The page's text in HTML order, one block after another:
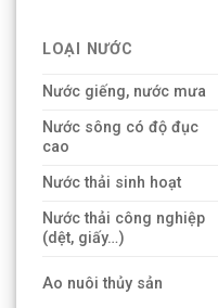
LOẠI NƯỚC
Nước giếng, nước mưa
Nước sông có độ đục
cao
Nước thải sinh hoạt
Nước thải công nghiệp
(dệt, giấy…)
Ao nuôi thủy sản